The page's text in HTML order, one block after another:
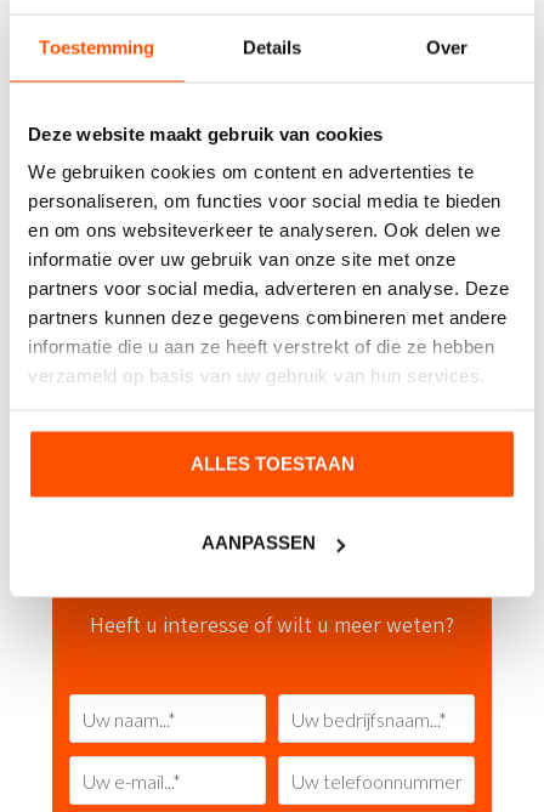
Toestemming Details Over
Deze website maakt gebruik van cookies
We gebruiken cookies om content en advertenties te
personaliseren, om functies voor social media te bieden
en om ons websiteverkeer te analyseren. Ook delen we
informatie over uw gebruik van onze site met onze
partners voor social media, adverteren en analyse. Deze
partners kunnen deze gegevens combineren met andere
informatie die u aan ze heeft verstrekt of die ze hebben
verzameld op basis van uw gebruik van hun services.
ALLES TOESTAAN
AANPASSEN
Productcategorieën
Cijfer stickers
Container stickers
Etched Glass (privacyfolie)
JoJo badge houder
Keuringsstickers
Vlaggen en Onderdelen
Heeft u interesse of wilt u meer weten?